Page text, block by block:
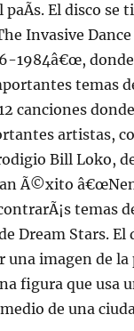
paÃ­s. El disco se
Invasive Dance
1984â€œ,
temas
canciones
artistas,
Bill Loko,
Ã©xito
temas
Dream Stars. El
una imagen de la
figura que usa
de una